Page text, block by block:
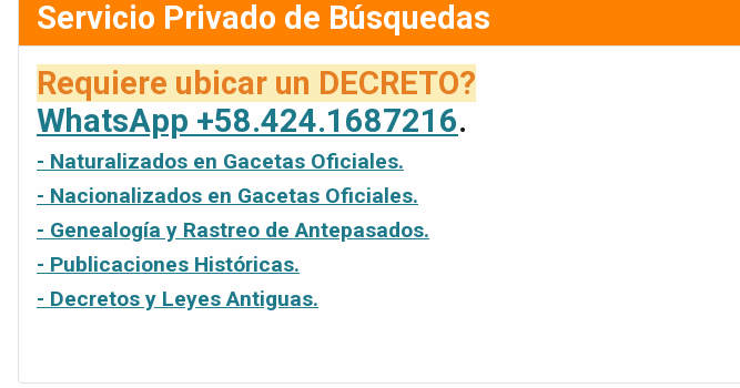
Servicio Privado de Búsquedas
Requiere ubicar un DECRETO?
WhatsApp +58.424.1687216.
- Naturalizados en Gacetas Oficiales.
- Nacionalizados en Gacetas Oficiales.
- Genealogía y Rastreo de Antepasados.
- Publicaciones Históricas.
- Decretos y Leyes Antiguas.